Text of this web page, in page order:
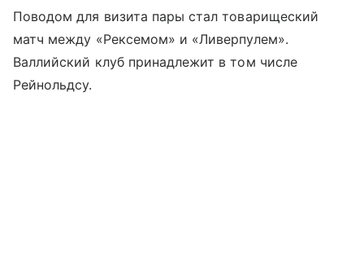
Поводом для визита пары стал товарищеский
матч между «Рексемом» и «Ливерпулем».
Валлийский клуб принадлежит в том числе
Рейнольдсу.